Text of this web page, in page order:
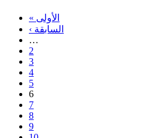
« الأولى
‹ السابقة
…
2
3
4
5
6
7
8
9